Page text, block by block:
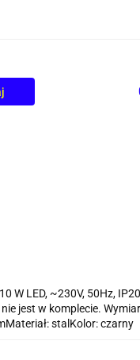
W LED, ~230V, 50Hz,
jest w komplecie.
stalKolor: czarny